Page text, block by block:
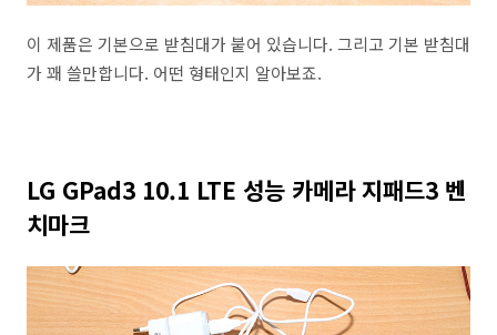
이 제품은 기본으로 받침대가 붙어 있습니다. 그리고 기본 받침대
가 꽤 쓸만합니다. 어떤 형태인지 알아보죠.
LG GPad3 10.1 LTE 성능 카메라 지패드3 벤
치마크